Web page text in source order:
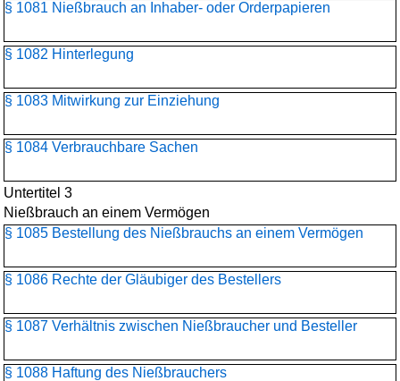
§ 1081 Nießbrauch an Inhaber- oder Orderpapieren
§ 1082 Hinterlegung
§ 1083 Mitwirkung zur Einziehung
§ 1084 Verbrauchbare Sachen
Untertitel 3
Nießbrauch an einem Vermögen
§ 1085 Bestellung des Nießbrauchs an einem Vermögen
§ 1086 Rechte der Gläubiger des Bestellers
§ 1087 Verhältnis zwischen Nießbraucher und Besteller
§ 1088 Haftung des Nießbrauchers